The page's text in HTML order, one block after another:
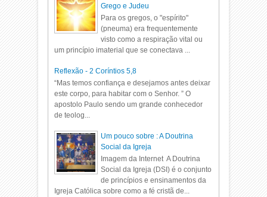
Grego e Judeu
Para os gregos, o "espírito"
(pneuma) era frequentemente
visto como a respiração vital ou
um princípio imaterial que se conectava ...
Reflexão - 2 Coríntios 5,8
“Mas temos confiança e desejamos antes deixar
este corpo, para habitar com o Senhor. ” O
apostolo Paulo sendo um grande conhecedor
de teolog...
Um pouco sobre : A Doutrina
Social da Igreja
Imagem da Internet A Doutrina
Social da Igreja (DSI) é o conjunto
de princípios e ensinamentos da
Igreja Católica sobre como a fé cristã de...